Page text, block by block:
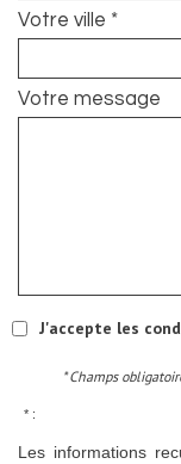
Votre ville *
Votre message
J'accepte les
* Champs
* :
Les informations